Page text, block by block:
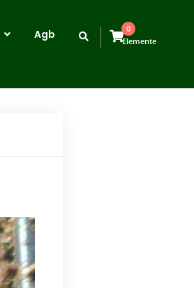
Agb
0
Elemente